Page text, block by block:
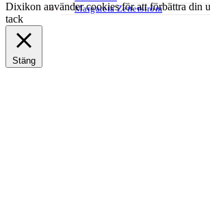
Margareta Zetterström
Dixikon använder cookies för att förbättra din
tack
Stäng